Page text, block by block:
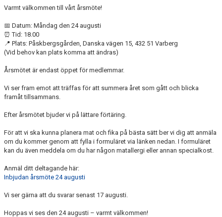
Varmt välkommen till vårt årsmöte!
📅 Datum: Måndag den 24 augusti
⏰ Tid: 18.00
📍 Plats: Påskbergsgården, Danska vägen 15, 432 51 Varberg
(Vid behov kan plats komma att ändras)
Årsmötet är endast öppet för medlemmar.
Vi ser fram emot att träffas för att summera året som gått och blicka
framåt tillsammans.
Efter årsmötet bjuder vi på lättare förtäring.
För att vi ska kunna planera mat och fika på bästa sätt ber vi dig att anmäla
om du kommer genom att fylla i formuläret via länken nedan. I formuläret
kan du även meddela om du har någon matallergi eller annan specialkost.
Anmäl ditt deltagande här:
Inbjudan årsmöte 24 augusti
Vi ser gärna att du svarar senast 17 augusti.
Hoppas vi ses den 24 augusti – varmt välkommen!